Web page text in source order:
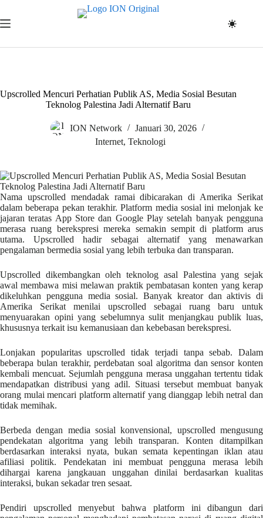
content
Upscrolled Mencuri Perhatian Publik AS, Media Sosial Besutan
Teknolog Palestina Jadi Alternatif Baru
ION Network
Januari 30, 2026
Internet, Teknologi
Nama upscrolled mendadak ramai dibicarakan di Amerika Serikat
dalam beberapa pekan terakhir. Platform media sosial ini melonjak ke
jajaran teratas App Store dan Google Play setelah banyak pengguna
merasa ruang berekspresi mereka semakin sempit di platform arus
utama. Upscrolled hadir sebagai alternatif yang menawarkan
pengalaman bermedia sosial yang lebih terbuka dan transparan.
Upscrolled dikembangkan oleh teknolog asal Palestina yang sejak
awal membawa misi melawan praktik pembatasan konten yang kerap
dikeluhkan pengguna media sosial. Banyak kreator dan aktivis di
Amerika Serikat menilai upscrolled sebagai ruang baru untuk
menyuarakan opini yang sebelumnya sulit menjangkau publik luas,
khususnya terkait isu kemanusiaan dan kebebasan berekspresi.
Lonjakan popularitas upscrolled tidak terjadi tanpa sebab. Dalam
beberapa bulan terakhir, perdebatan soal algoritma dan sensor konten
kembali mencuat. Sejumlah pengguna merasa unggahan tertentu tidak
mendapatkan distribusi yang adil. Situasi tersebut membuat banyak
orang mulai mencari platform alternatif yang dianggap lebih netral dan
tidak memihak.
Berbeda dengan media sosial konvensional, upscrolled mengusung
pendekatan algoritma yang lebih transparan. Konten ditampilkan
berdasarkan interaksi nyata, bukan semata kepentingan iklan atau
afiliasi politik. Pendekatan ini membuat pengguna merasa lebih
dihargai karena jangkauan unggahan dinilai berdasarkan kualitas
interaksi, bukan sekadar tren sesaat.
Pendiri upscrolled menyebut bahwa platform ini dibangun dari